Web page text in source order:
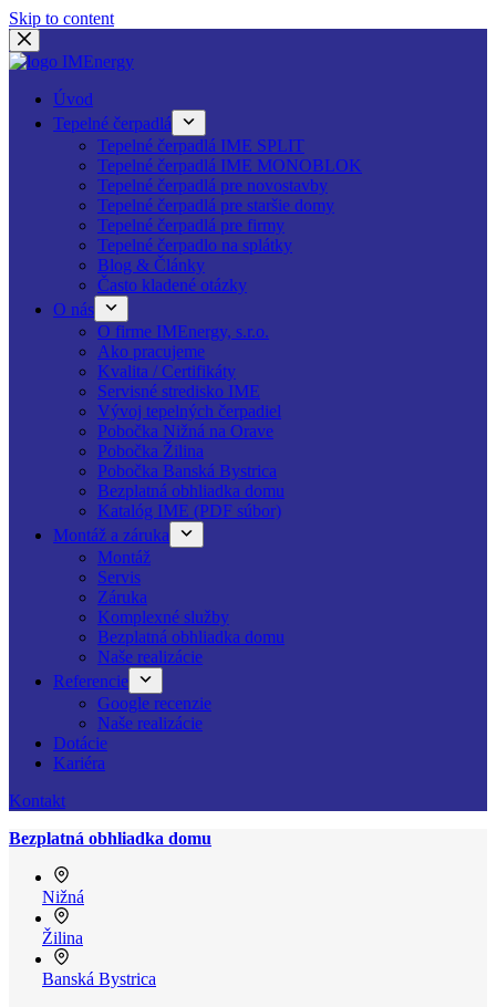
Skip to content
Úvod
Tepelné čerpadlá
Tepelné čerpadlá IME SPLIT
Tepelné čerpadlá IME MONOBLOK
Tepelné čerpadlá pre novostavby
Tepelné čerpadlá pre staršie domy
Tepelné čerpadlá pre firmy
Tepelné čerpadlo na splátky
Blog & Články
Často kladené otázky
O nás
O firme IMEnergy, s.r.o.
Ako pracujeme
Kvalita / Certifikáty
Servisné stredisko IME
Vývoj tepelných čerpadiel
Pobočka Nižná na Orave
Pobočka Žilina
Pobočka Banská Bystrica
Bezplatná obhliadka domu
Katalóg IME (PDF súbor)
Montáž a záruka
Montáž
Servis
Záruka
Komplexné služby
Bezplatná obhliadka domu
Naše realizácie
Referencie
Google recenzie
Naše realizácie
Dotácie
Kariéra
Kontakt
Bezplatná obhliadka domu
Nižná
Žilina
Banská Bystrica